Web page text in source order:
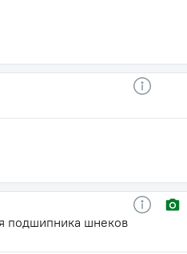
подшипника шнеков